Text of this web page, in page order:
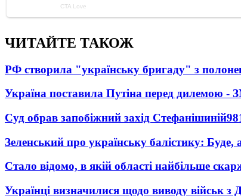
ЧИТАЙТЕ ТАКОЖ
РФ створила "українську бригаду" з
Україна поставила Путіна перед дилемою -
Суд обрав запобіжний захід Стефанішиній
Зеленський про українську балістику: Буде,
Стало відомо, в якій області найбільше
Українці визначилися щодо виводу військ з